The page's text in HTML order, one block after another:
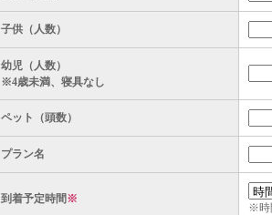
子供（人数）
幼児（人数）
※4歳未満、寝具なし
ペット（頭数）
プラン名
到着予定時間※
※時